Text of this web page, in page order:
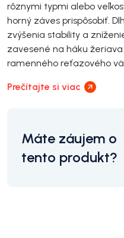
rôznymi typmi alebo
horný záves prispôsobiť.
zvýšenia stability a
zavesené na háku
ramenného reťazového
Prečítajte si viac
Máte záujem o
tento produkt?